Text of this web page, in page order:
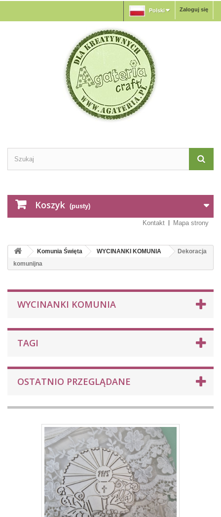
Zaloguj się
Polski
Koszyk (pusty)
Kontakt Mapa strony
Komunia Święta WYCINANKI KOMUNIA
Dekoracja
komunijna
WYCINANKI KOMUNIA
TAGI
OSTATNIO PRZEGLĄDANE